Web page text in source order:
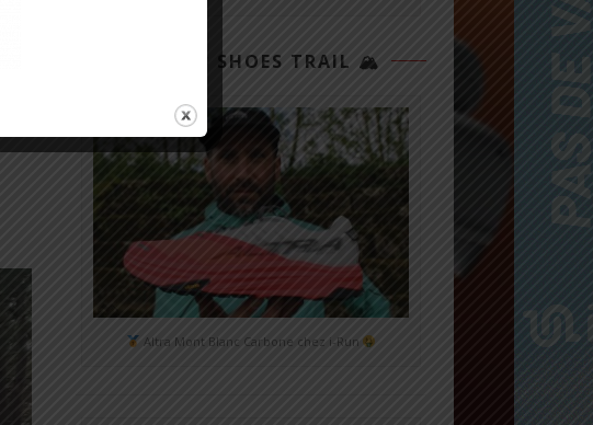
TOP 3 SHOES TRAIL 🏔
Altra Mont Blanc Carbone chez i-Run